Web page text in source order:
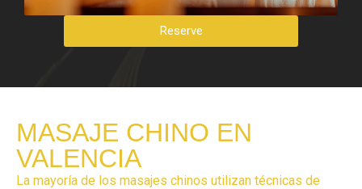
Reserve
MASAJE CHINO EN
VALENCIA
La mayoría de los masajes chinos utilizan técnicas de